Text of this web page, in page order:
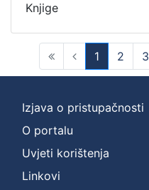
Knjige
1
(current)
2 3
Izjava o pristupačnosti
O portalu
Uvjeti korištenja
Linkovi